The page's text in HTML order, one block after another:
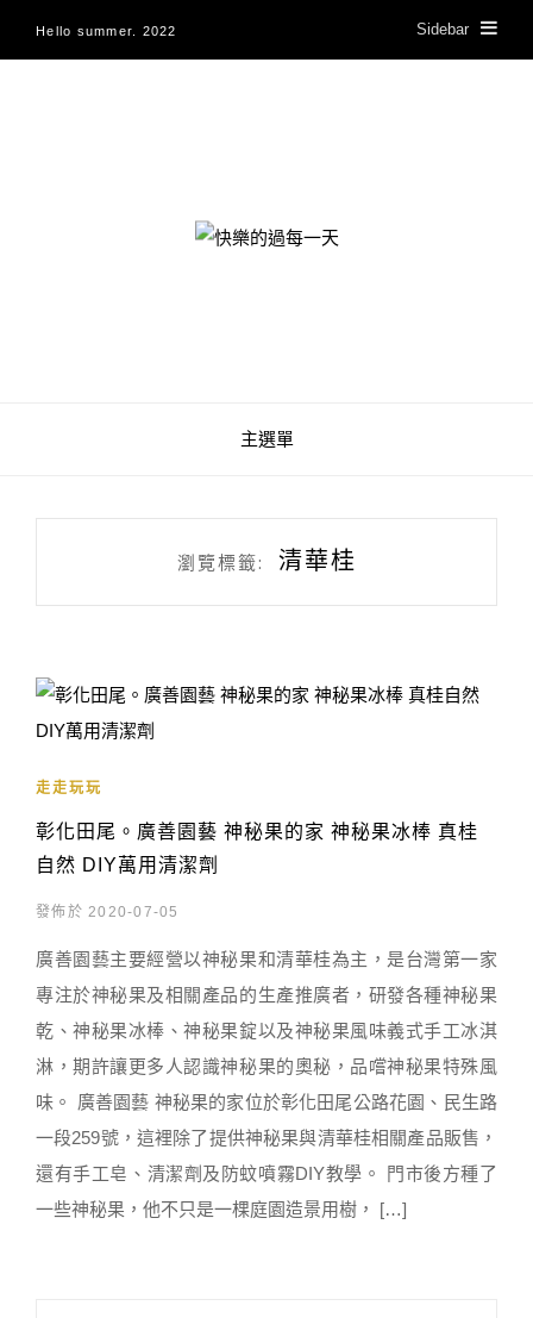
Hello summer. 2022 Sidebar
快樂的過每一天
主選單
瀏覽標籤: 清華桂
走走玩玩
彰化田尾。廣善園藝 神秘果的家 神秘果冰棒 真桂
自然 DIY萬用清潔劑
發佈於 2020-07-05
廣善園藝主要經營以神秘果和清華桂為主，是台灣第一家
專注於神秘果及相關產品的生產推廣者，研發各種神秘果
乾、神秘果冰棒、神秘果錠以及神秘果風味義式手工冰淇
淋，期許讓更多人認識神秘果的奧秘，品嚐神秘果特殊風
味。 廣善園藝 神秘果的家位於彰化田尾公路花園、民生路
一段259號，這裡除了提供神秘果與清華桂相關產品販售，
還有手工皂、清潔劑及防蚊噴霧DIY教學。 門市後方種了
一些神秘果，他不只是一棵庭園造景用樹， […]